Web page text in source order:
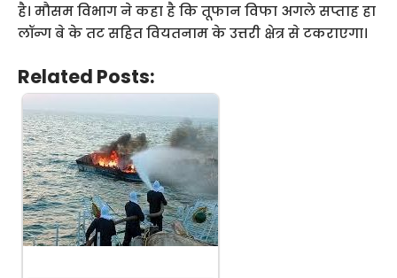
है। मौसम विभाग ने कहा है कि तूफान विफा अगले सप्ताह हा
लॉन्ग बे के तट सहित वियतनाम के उत्तरी क्षेत्र से टकराएगा।
Related Posts: